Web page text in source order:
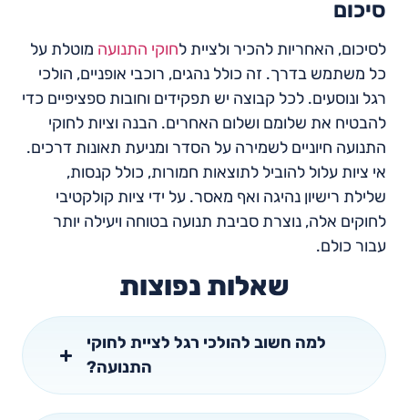
סיכום
לסיכום, האחריות להכיר ולציית לחוקי התנועה מוטלת על
כל משתמש בדרך. זה כולל נהגים, רוכבי אופניים, הולכי
רגל ונוסעים. לכל קבוצה יש תפקידים וחובות ספציפיים כדי
להבטיח את שלומם ושלום האחרים. הבנה וציות לחוקי
התנועה חיוניים לשמירה על הסדר ומניעת תאונות דרכים.
אי ציות עלול להוביל לתוצאות חמורות, כולל קנסות,
שלילת רישיון נהיגה ואף מאסר. על ידי ציות קולקטיבי
לחוקים אלה, נוצרת סביבת תנועה בטוחה ויעילה יותר
עבור כולם.
שאלות נפוצות
למה חשוב להולכי רגל לציית לחוקי
התנועה?